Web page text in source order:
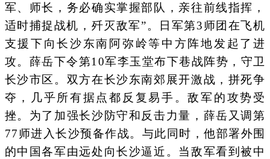
军、师长，务必确实掌握部队，亲往前线指挥，
适时捕捉战机，歼灭敌军”。日军第3师团在飞机
支援下向长沙东南阿弥岭等中方阵地发起了进
攻。薛岳下令第10军李玉堂布下巷战阵势，守卫
长沙市区。双方在长沙东南郊展开激战，拼死争
夺，几乎所有据点都反复易手。敌军的攻势受
挫。为了加强长沙防守和反击力量，薛岳又调第
77师进入长沙预备作战。与此同时，他部署外围
的中国各军由远处向长沙逼近。当敌军看到被中